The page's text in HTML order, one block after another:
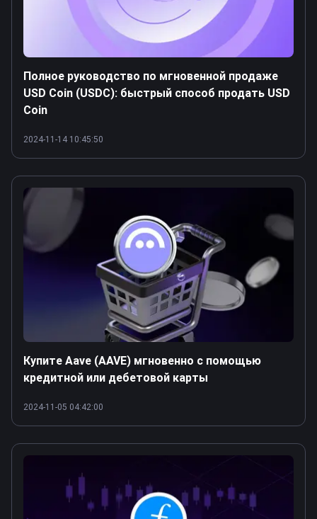
Полное руководство по мгновенной продаже
USD Coin (USDC): быстрый способ продать USD
Coin
2024-11-14 10:45:50
Купите Aave (AAVE) мгновенно с помощью
кредитной или дебетовой карты
2024-11-05 04:42:00